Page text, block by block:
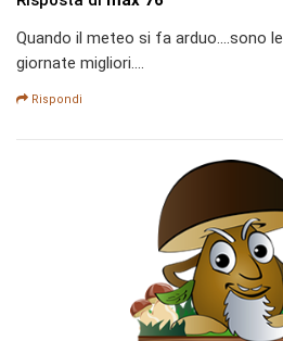
Quando il meteo si fa arduo....sono le
giornate migliori....
Rispondi